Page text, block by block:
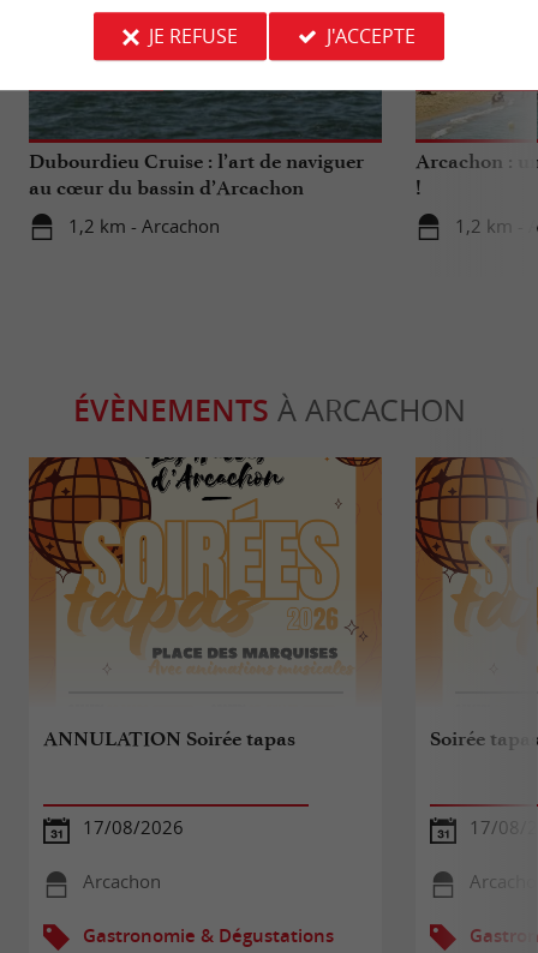
Dubourdieu Cruise : l’art de naviguer
au cœur du bassin d’Arcachon
1,2 km - Arcachon
Arcachon :
!
1,2 km -
ÉVÈNEMENTS À ARCACHON
ANNULATION Soirée tapas
17/08/2026
Arcachon
Gastronomie & Dégustations
Soirée
17/08/
JE REFUSE
J'ACCEPTE